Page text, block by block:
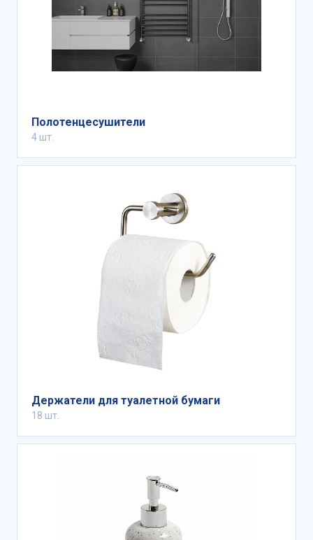
Полотенцесушители
4 шт.
Держатели для туалетной бумаги
18 шт.